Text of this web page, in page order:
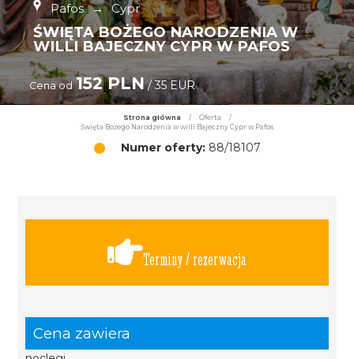
Pafos → Cypr
ŚWIĘTA BOŻEGO NARODZENIA W
WILLI BAJECZNY CYPR W PAFOS
Cena od 152 PLN/ 35 EUR
Strona główna / Oferta
/
Święta Bożego Narodzenia w willi Bajeczny Cypr w Pafos
Numer oferty:88/18107
Terminy / rezerwacja
Cena zawiera